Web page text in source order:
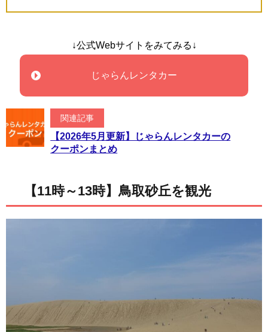
↓公式Webサイトをみてみる↓
じゃらんレンタカー
関連記事
【2026年5月更新】じゃらんレンタカーの
クーポンまとめ
【11時～13時】鳥取砂丘を観光